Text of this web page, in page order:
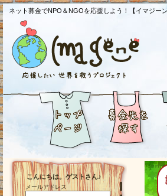
ネット募金でNPO＆NGOを応援しよう！【イマジ
こんにちは。ゲストさん♪
メールアドレス